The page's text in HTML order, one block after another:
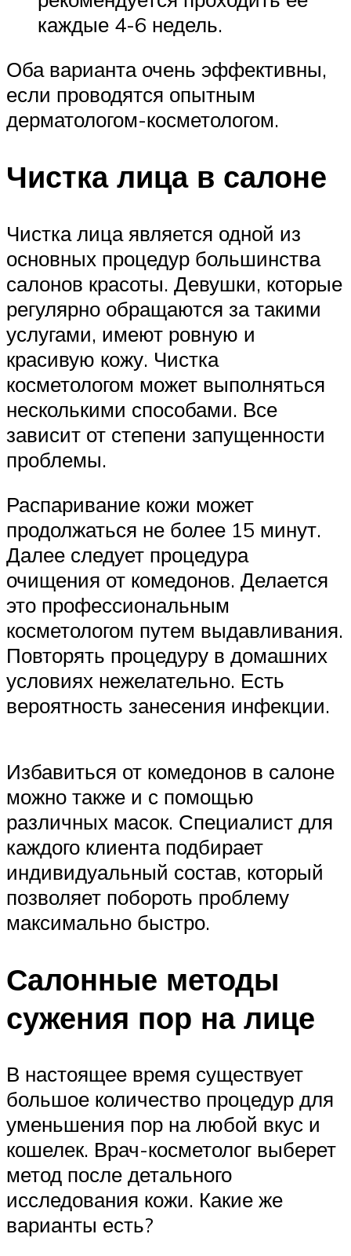
каждые 4-6 недель.
Оба варианта очень эффективны,
если проводятся опытным
дерматологом-косметологом.
Чистка лица в салоне
Чистка лица является одной из
основных процедур большинства
салонов красоты. Девушки, которые
регулярно обращаются за такими
услугами, имеют ровную и
красивую кожу. Чистка
косметологом может выполняться
несколькими способами. Все
зависит от степени запущенности
проблемы.
Распаривание кожи может
продолжаться не более 15 минут.
Далее следует процедура
очищения от комедонов. Делается
это профессиональным
косметологом путем выдавливания.
Повторять процедуру в домашних
условиях нежелательно. Есть
вероятность занесения инфекции.
Избавиться от комедонов в салоне
можно также и с помощью
различных масок. Специалист для
каждого клиента подбирает
индивидуальный состав, который
позволяет побороть проблему
максимально быстро.
Салонные методы
сужения пор на лице
В настоящее время существует
большое количество процедур для
уменьшения пор на любой вкус и
кошелек. Врач-косметолог выберет
метод после детального
исследования кожи. Какие же
варианты есть?